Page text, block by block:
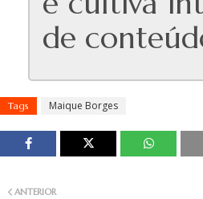
de
Tags Maique Borges
ANTERIOR